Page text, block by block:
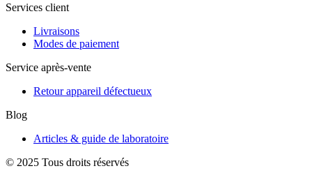
Services client
Livraisons
Modes de paiement
Service après-vente
Retour appareil défectueux
Blog
Articles & guide de laboratoire
© 2025 Tous droits réservés